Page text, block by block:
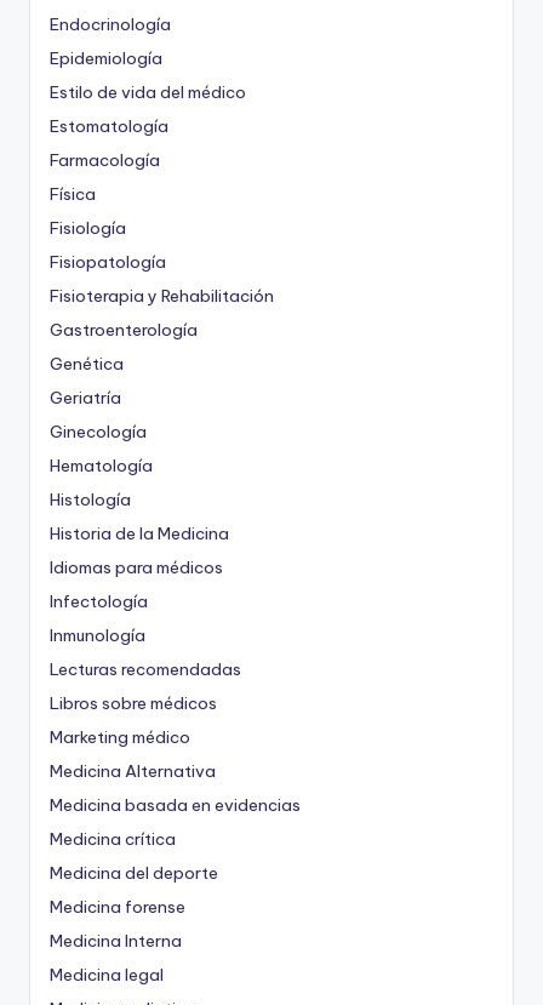
Endocrinología
Epidemiología
Estilo de vida del médico
Estomatología
Farmacología
Física
Fisiología
Fisiopatología
Fisioterapia y Rehabilitación
Gastroenterología
Genética
Geriatría
Ginecología
Hematología
Histología
Historia de la Medicina
Idiomas para médicos
Infectología
Inmunología
Lecturas recomendadas
Libros sobre médicos
Marketing médico
Medicina Alternativa
Medicina basada en evidencias
Medicina crítica
Medicina del deporte
Medicina forense
Medicina Interna
Medicina legal